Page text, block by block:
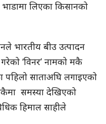
लिएका किसानको
भारतीय बीउ उत्पादन
‘विनर’ नामको मकै
साताअघि लगाइएको
समस्या देखिएको
हिमाल साहीले